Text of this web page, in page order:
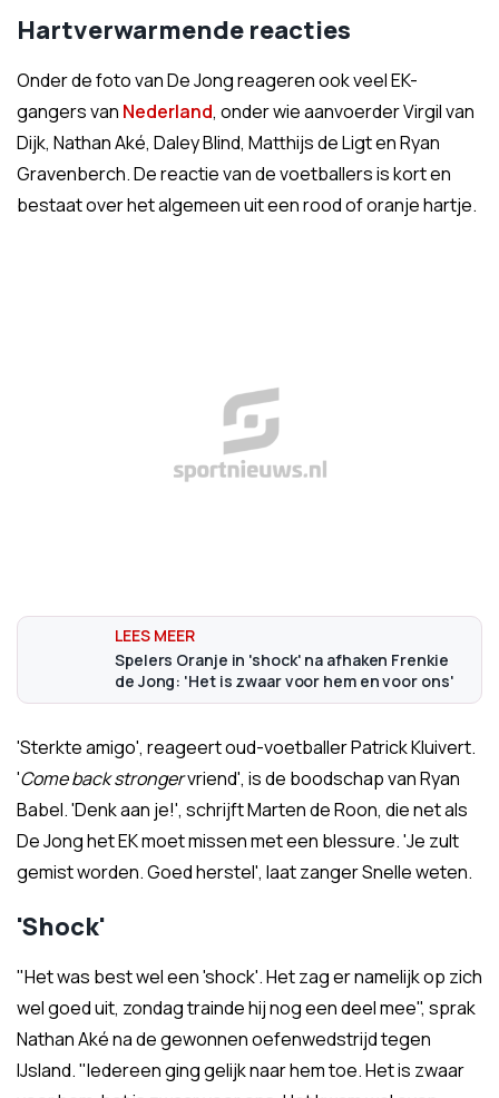
Hartverwarmende reacties
Onder de foto van De Jong reageren ook veel EK-
gangers van Nederland, onder wie aanvoerder Virgil van
Dijk, Nathan Aké, Daley Blind, Matthijs de Ligt en Ryan
Gravenberch. De reactie van de voetballers is kort en
bestaat over het algemeen uit een rood of oranje hartje.
Spelers Oranje in 'shock' na afhaken Frenkie
de Jong: 'Het is zwaar voor hem en voor ons'
'Sterkte amigo', reageert oud-voetballer Patrick Kluivert.
'Come backstrongervriend', is de boodschap van Ryan
Babel. 'Denk aan je!', schrijft Marten de Roon, die net als
De Jong het EK moet missen met een blessure. 'Je zult
gemist worden. Goed herstel', laat zanger Snelle weten.
'Shock'
"Het was best wel een 'shock'. Het zag er namelijk op zich
wel goed uit, zondag trainde hij nog een deel mee", sprak
Nathan Aké na de gewonnen oefenwedstrijd tegen
IJsland. "Iedereen ging gelijk naar hem toe. Het is zwaar